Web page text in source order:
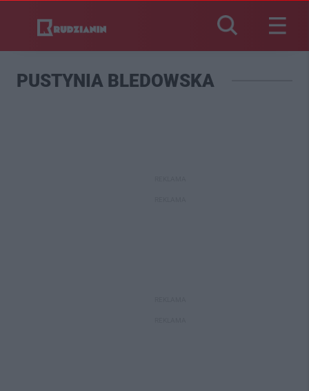
PUSTYNIA BLEDOWSKA